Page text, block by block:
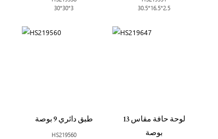
30*30*3
30.5*16.5*2.5
طبق دائري 9 بوصة
HS219560
لوحة حافة مقاس 13
بوصة